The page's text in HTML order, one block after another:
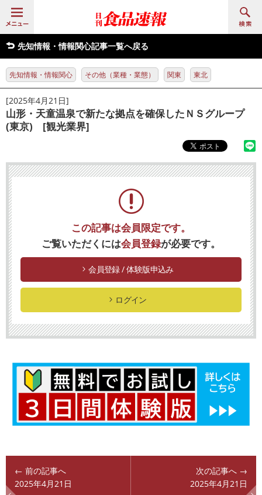
先知情報・情報関心記事一覧へ戻る
先知情報・情報関心 その他（業種・業態） 関東 東北
[2025年4月21日]
山形・天童温泉で新たな拠点を確保したＮＳグループ
(東京) [観光業界]
この記事は会員限定です。
ご覧いただくには会員登録が必要です。
会員登録 / 体験版申込み
ログイン
← 前の記事へ
2025年4月21日
次の記事へ →
2025年4月21日